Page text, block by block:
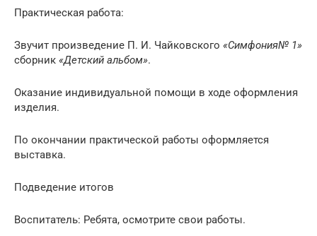
Практическая работа:
Звучит произведение П. И. Чайковского «Симфония№ 1»
сборник «Детский альбом».
Оказание индивидуальной помощи в ходе оформления
изделия.
По окончании практической работы оформляется
выставка.
Подведение итогов
Воспитатель: Ребята, осмотрите свои работы.